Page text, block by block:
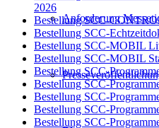
Anforderung
2026
Bestellung SCC-
Bestellung SCC-
Bestellung SCC-MOBIL
Bestellung SCC-MOBIL
Bestellung SCC-
Bestellung SCC-
Bestellung SCC-
Bestellung SCC-
Bestellung SCC-